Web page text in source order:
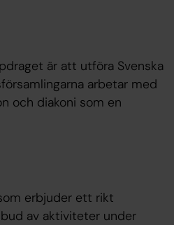
är att utföra Svenska
arbetar med
och diakoni som en
erbjuder ett rikt
av aktiviteter under